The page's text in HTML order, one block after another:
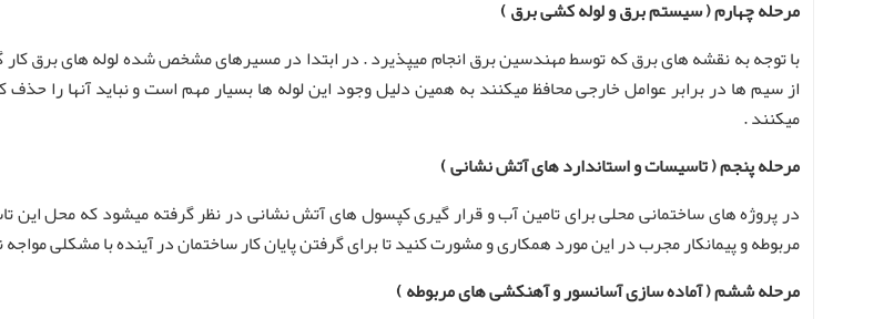
مرحله چهارم ( سیستم برق و لوله کشی برق )
با توجه به نقشه های برق که توسط مهندسین برق انجام میپذیرد . در ابتدا در مسیرهای مشخص شده لوله های برق
از سیم ها در برابر عوامل خارجی محافظ میکنند به همین دلیل وجود این لوله ها بسیار مهم است و نباید آنها را
میکنند .
مرحله پنجم ( تاسیسات و استاندارد های آتش نشانی )
در پروژه های ساختمانی محلی برای تامین آب و قرار گیری کپسول های آتش نشانی در نظر گرفته میشود که محل
مربوطه و پیمانکار مجرب در این مورد همکاری و مشورت کنید تا برای گرفتن پایان کار ساختمان در آینده با مشکلی
مرحله ششم ( آماده سازی آسانسور و آهنکشی های مربوطه )